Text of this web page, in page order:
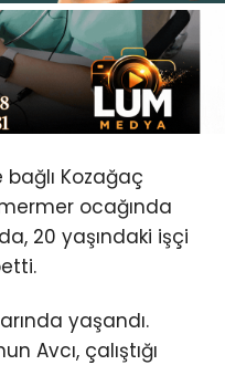
bağlı Kozağaç
ocağında
20 yaşındaki işçi
yaşandı.
Avcı, çalıştığı